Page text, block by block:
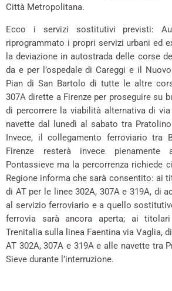
Città Metropolitana.
Ecco i servizi sostitutivi previsti:
riprogrammato i propri servizi urbani ed
la deviazione in autostrada delle corse
da e per l’ospedale di Careggi e il
Pian di San Bartolo di tutte le altre
307A dirette a Firenze per proseguire su
di percorrere la viabilità alternativa di
navette dal lunedì al sabato tra
Invece, il collegamento ferroviario tra
Firenze resterà invece pienamente
Pontassieve ma la percorrenza richiede
Regione informa che sarà consentito: ai
di AT per le linee 302A, 307A e 319A, di
al servizio ferroviario e a quello
ferrovia sarà ancora aperta; ai
Trenitalia sulla linea Faentina via Vaglia,
AT 302A, 307A e 319A e alle navette tra
Sieve durante l’interruzione.